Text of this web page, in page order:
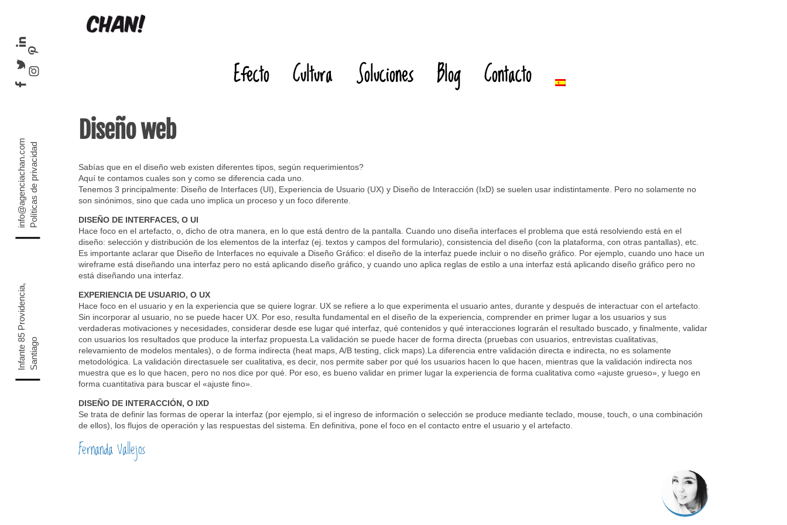
Efecto Cultura Soluciones Blog Contacto
Diseño web
Sabías que en el diseño web existen diferentes tipos, según requerimientos?
Aquí te contamos cuales son y como se diferencia cada uno.
Tenemos 3 principalmente: Diseño de Interfaces (UI), Experiencia de Usuario (UX) y Diseño de Interacción (IxD) se suelen usar indistintamente. Pero no solamente no
son sinónimos, sino que cada uno implica un proceso y un foco diferente.
DISEÑO DE INTERFACES, O UI
Hace foco en el artefacto, o, dicho de otra manera, en lo que está dentro de la pantalla. Cuando uno diseña interfaces el problema que está resolviendo está en el
diseño: selección y distribución de los elementos de la interfaz (ej. textos y campos del formulario), consistencia del diseño (con la plataforma, con otras pantallas), etc.
Es importante aclarar que Diseño de Interfaces no equivale a Diseño Gráfico: el diseño de la interfaz puede incluir o no diseño gráfico. Por ejemplo, cuando uno hace un
wireframe está diseñando una interfaz pero no está aplicando diseño gráfico, y cuando uno aplica reglas de estilo a una interfaz está aplicando diseño gráfico pero no
está diseñando una interfaz.
EXPERIENCIA DE USUARIO, O UX
Hace foco en el usuario y en la experiencia que se quiere lograr. UX se refiere a lo que experimenta el usuario antes, durante y después de interactuar con el artefacto.
Sin incorporar al usuario, no se puede hacer UX. Por eso, resulta fundamental en el diseño de la experiencia, comprender en primer lugar a los usuarios y sus
verdaderas motivaciones y necesidades, considerar desde ese lugar qué interfaz, qué contenidos y qué interacciones lograrán el resultado buscado, y finalmente, validar
con usuarios los resultados que produce la interfaz propuesta.La validación se puede hacer de forma directa (pruebas con usuarios, entrevistas cualitativas,
relevamiento de modelos mentales), o de forma indirecta (heat maps, A/B testing, click maps).La diferencia entre validación directa e indirecta, no es solamente
metodológica. La validación directasuele ser cualitativa, es decir, nos permite saber por qué los usuarios hacen lo que hacen, mientras que la validación indirecta nos
muestra que es lo que hacen, pero no nos dice por qué. Por eso, es bueno validar en primer lugar la experiencia de forma cualitativa como «ajuste grueso», y luego en
forma cuantitativa para buscar el «ajuste fino».
DISEÑO DE INTERACCIÓN, O IXD
Se trata de definir las formas de operar la interfaz (por ejemplo, si el ingreso de información o selección se produce mediante teclado, mouse, touch, o una combinación
de ellos), los flujos de operación y las respuestas del sistema. En definitiva, pone el foco en el contacto entre el usuario y el artefacto.
Fernanda Vallejos
I
n
f
a
n
t
e8
5
P
r
o
v
i
d
e
n
c
i
a
,
S
a
n
t
i
a
go
info@agenciachan.comPolíticas de privacidad